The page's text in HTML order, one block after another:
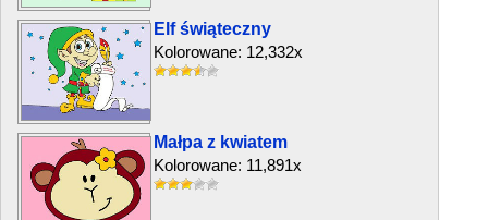
Elf świąteczny
Kolorowane: 12,332x
Małpa z kwiatem
Kolorowane: 11,891x